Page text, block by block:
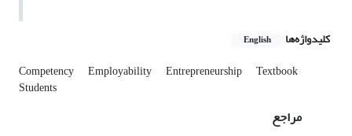
کلیدواژه‌ها English
Competency Employability Entrepreneurship Textbook
Students
مراجع